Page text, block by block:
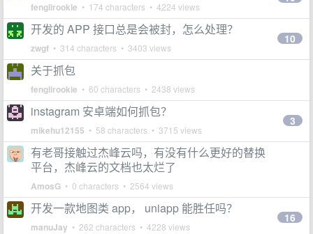
fenglirookie • 174 characters • 4224 views
开发的 APP 接口总是会被封，怎么处理？
zwgf • 314 characters • 3403 views
10
关于抓包
fenglirookie • 60 characters • 2438 views
instagram 安卓端如何抓包？
mikehu12155 • 58 characters • 3715 views
3
有老哥接触过杰峰云吗，有没有什么更好的替换
平台，杰峰云的文档也太烂了
AmosG • 0 characters • 2564 views
开发一款地图类 app， uniapp 能胜任吗？
manuJay • 262 characters • 4228 views
16